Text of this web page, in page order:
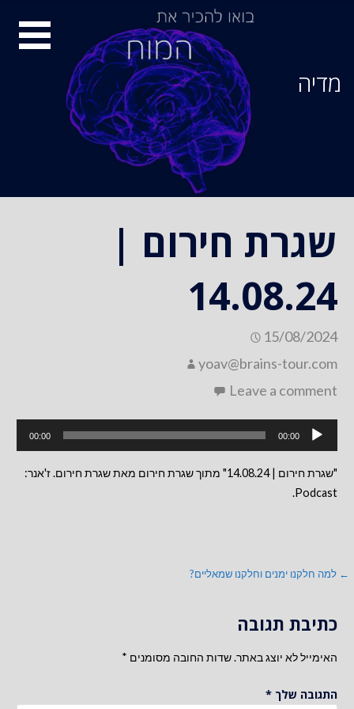
מדיה
שגרת חירום |
14.08.24
15/08/2024
yoav@brains-tour.com
Leave a comment
אודיו
00:00
00:00
"שגרת חירום | 14.08.24" מתוך שגרת חירום מאת שגרת חירום. ז'אנר:
Podcast.
ניווט
← למה חלקנו ימנים וחלקנו שמאליים?
כתיבת תגובה
האימייל לא יוצג באתר.שדות החובה מסומנים *
התגובה שלך *